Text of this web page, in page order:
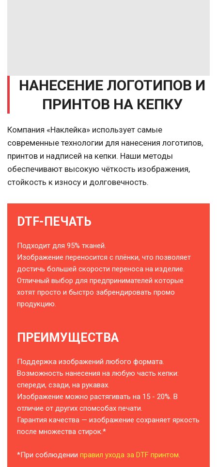
НАНЕСЕНИЕ ЛОГОТИПОВ И
ПРИНТОВ НА КЕПКУ
Компания «Наклейка» использует самые
современные технологии для нанесения логотипов,
принтов и надписей на кепки. Наши методы
обеспечивают высокую чёткость изображения,
стойкость к износу и долговечность.
DTF-ПЕЧАТЬ
Подходит для 95% тканей.
Изображение переносится с плёнки, что позволяет
достичь большей скорости переноса на изделие.
Отличный выбор для предпринимателей которые
хотят просто и быстро забрендировать промо
продукцию.
ПРЕИМУЩЕСТВА
Поддержка изображений любого формата.
Возможность нанесения на любую часть кепки:
спереди, сзади, на рукавах.
Изображение можно растягивать на 15 - 20%. В
отличие от других спомсобах печати.
Гарантия качества — изображение сохраняет яркость
после множества стирок.*
*При соблюдении правил ухода за DTF принтом.